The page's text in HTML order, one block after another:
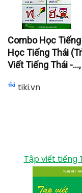
Combo Học
Học Tiếng Thái
Viết Tiếng Thái -
tiki.vn
Tập viết tiếng